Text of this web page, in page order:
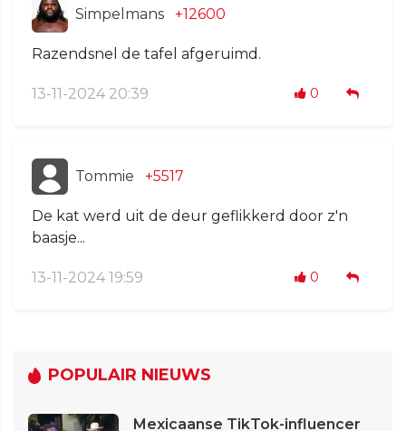
Simpelmans +12600
Razendsnel de tafel afgeruimd.
13-11-2024 20:39 0
Tommie +5517
De kat werd uit de deur geflikkerd door z'n
baasje...
13-11-2024 19:59 0
POPULAIR NIEUWS
Mexicaanse TikTok-influencer